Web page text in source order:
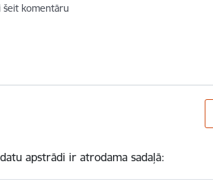
šeit komentāru
apstrādi ir atrodama sadaļā: